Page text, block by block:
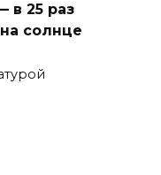
в 25 раз
солнце